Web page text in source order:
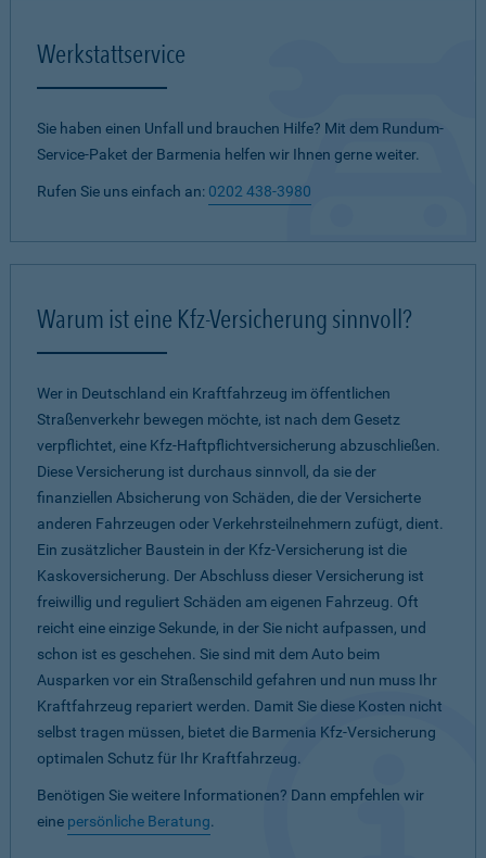
Werkstattservice
Sie haben einen Unfall und brauchen Hilfe? Mit dem Rundum-
Service-Paket der Barmenia helfen wir Ihnen gerne weiter.
Rufen Sie uns einfach an: 0202 438-3980
Warum ist eine Kfz-Versicherung sinnvoll?
Wer in Deutschland ein Kraftfahrzeug im öffentlichen
Straßenverkehr bewegen möchte, ist nach dem Gesetz
verpflichtet, eine Kfz-Haftpflichtversicherung abzuschließen.
Diese Versicherung ist durchaus sinnvoll, da sie der
finanziellen Absicherung von Schäden, die der Versicherte
anderen Fahrzeugen oder Verkehrsteilnehmern zufügt, dient.
Ein zusätzlicher Baustein in der Kfz-Versicherung ist die
Kaskoversicherung. Der Abschluss dieser Versicherung ist
freiwillig und reguliert Schäden am eigenen Fahrzeug. Oft
reicht eine einzige Sekunde, in der Sie nicht aufpassen, und
schon ist es geschehen. Sie sind mit dem Auto beim
Ausparken vor ein Straßenschild gefahren und nun muss Ihr
Kraftfahrzeug repariert werden. Damit Sie diese Kosten nicht
selbst tragen müssen, bietet die Barmenia Kfz-Versicherung
optimalen Schutz für Ihr Kraftfahrzeug.
Benötigen Sie weitere Informationen? Dann empfehlen wir
eine persönliche Beratung.